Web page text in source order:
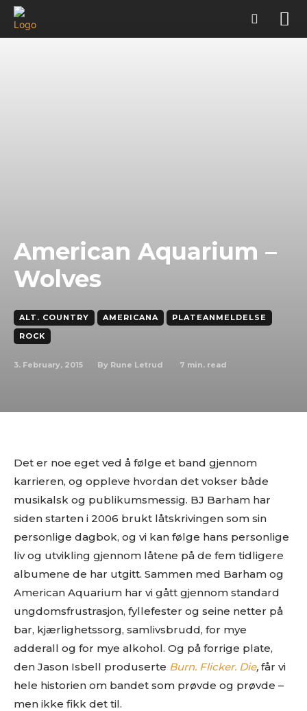
American Aquarium –
Wolves
ALT. COUNTRY AMERICANA
PLATEANMELDELSE
ROCK
3. February, 2015 By Rune Letrud 7 min. read
Det er noe eget ved å følge et band gjennom
karrieren, og oppleve hvordan det vokser både
musikalsk og publikumsmessig. BJ Barham har
siden starten i 2006 brukt låtskrivingen som sin
personlige dagbok, og vi kan følge hans personlige
liv og utvikling gjennom låtene på de fem tidligere
albumene de har utgitt. Sammen med Barham og
American Aquarium har vi gått gjennom standard
ungdomsfrustrasjon, fyllefester og seine netter på
bar, kjærlighetssorg, samlivsbrudd, for mye
adderall og for mye alkohol. Og på forrige plate,
den Jason Isbell produserte Burn. Flicker. Die, får vi
hele historien om bandet som prøvde og prøvde –
men ikke fikk det til.